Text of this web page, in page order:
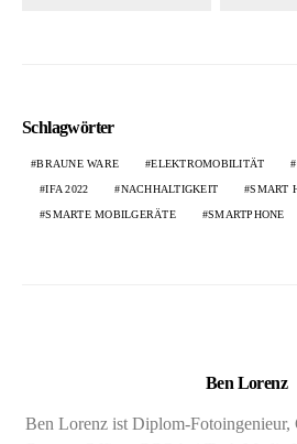
Schlagwörter
BRAUNE WARE ELEKTROMOBILITÄT
IFA 2022 NACHHALTIGKEIT SMART
SMARTE MOBILGERÄTE SMARTPHONE
Ben Lorenz
Ben Lorenz ist Diplom-Fotoingenieur,